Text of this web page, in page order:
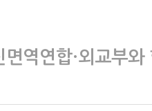
역연합·외교부와